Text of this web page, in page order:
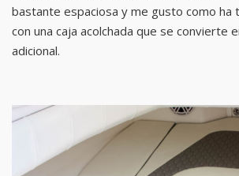
bastante espaciosa y me gusto como ha
con una caja acolchada que se convierte
adicional.